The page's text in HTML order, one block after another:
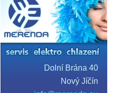
Dolní Brána 40
Nový Jíčín